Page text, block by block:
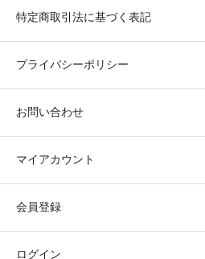
特定商取引法に基づく表記
プライバシーポリシー
お問い合わせ
マイアカウント
会員登録
ログイン